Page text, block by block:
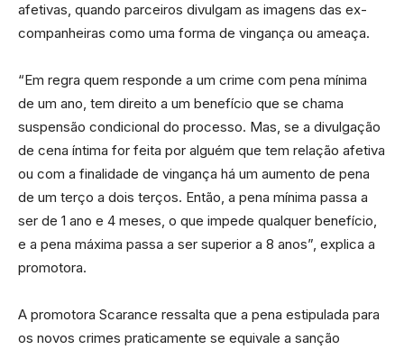
afetivas, quando parceiros divulgam as imagens das ex-
companheiras como uma forma de vingança ou ameaça.
“Em regra quem responde a um crime com pena mínima
de um ano, tem direito a um benefício que se chama
suspensão condicional do processo. Mas, se a divulgação
de cena íntima for feita por alguém que tem relação afetiva
ou com a finalidade de vingança há um aumento de pena
de um terço a dois terços. Então, a pena mínima passa a
ser de 1 ano e 4 meses, o que impede qualquer benefício,
e a pena máxima passa a ser superior a 8 anos”, explica a
promotora.
A promotora Scarance ressalta que a pena estipulada para
os novos crimes praticamente se equivale a sanção